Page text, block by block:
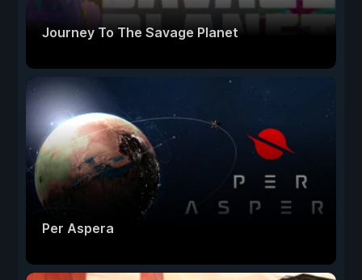
Journey To The Savage Planet
Per Aspera